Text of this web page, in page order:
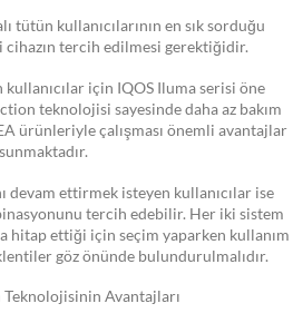
tütün kullanıcılarının en sık sorduğu
tercih edilmesi gerektiğidir.
için IQOS Iluma serisi öne
teknolojisi sayesinde daha az bakım
ürünleriyle çalışması önemli avantajlar
sunmaktadır.
devam ettirmek isteyen kullanıcılar ise
tercih edebilir. Her iki sistem
hitap ettiği için seçim yaparken kullanım
göz önünde bulundurulmalıdır.
Teknolojisinin Avantajları